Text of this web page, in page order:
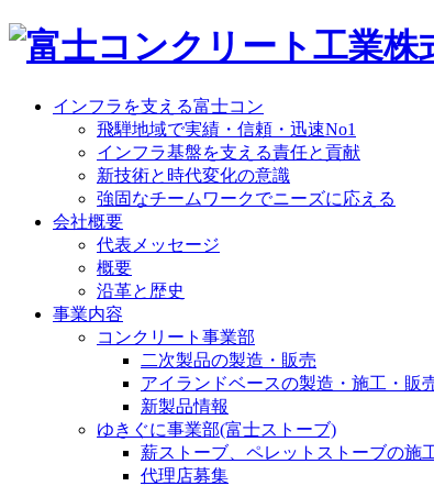
インフラを支える富士コン
飛騨地域で実績・信頼・迅速No1
インフラ基盤を支える責任と貢献
新技術と時代変化の意識
強固なチームワークでニーズに応える
会社概要
代表メッセージ
概要
沿革と歴史
事業内容
コンクリート事業部
二次製品の製造・販売
アイランドベースの製造・施工・販
新製品情報
ゆきぐに事業部(富士ストーブ)
薪ストーブ、ペレットストーブの施
代理店募集